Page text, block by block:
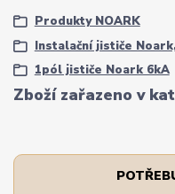
Zboží zařazeno v
Produkty NOARK
Instalační jističe
1pól jističe Noark 6kA